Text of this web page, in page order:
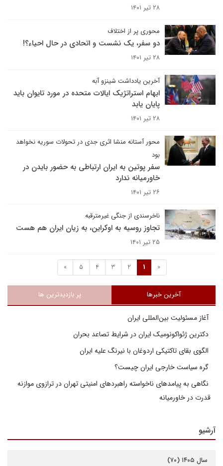
۲۸ تیر ۱۴۰۱
محوری پر از اختلاف
دو سفر، یک نشست و اتحادی در حال احیاء؟!
۲۸ تیر ۱۴۰۱
آخرین یادداشت شینزو آبه
ابهام استراتژیک ایالات متحده در مورد تایوان باید
پایان یابد
۲۸ تیر ۱۴۰۱
محور آستانه منشا اثری جدی در تحولات سوریه نخواهد
بود
سفر پوتین به ایران ارتباطی به حضور بایدن در
خاورمیانه ندارد
۲۶ تیر ۱۴۰۱
ناخرسندی از جنگی غیرمترقبه
تجاوز روسیه به اوکراین، به زیان ایران هم هست
۲۵ تیر ۱۴۰۱
«
1
2
3
4
5
»
آخرین خبرها پر بازدیدترین ها
آغاز مسئولیت بین‌المللی ایران
دکترین ژئواکونومیک ایران در شرایط تصاعد بحران
الگوی بقای تاکتیکی اردوغان با نیرنگ علیه ایران
گره سیاست خارجی ایران چیست؟
نگاهی به پیامدهای ناخواسته راهبردهای امنیتی تهران در ترازوی موازنه
قدرت در خاورمیانه
آرشیو
سال ۱۴۰۵ (۷۰)